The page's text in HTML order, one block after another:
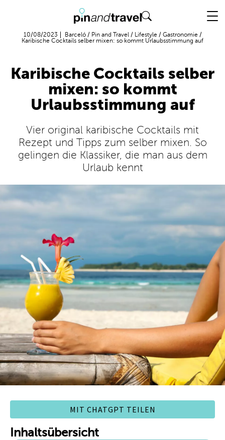
10/08/2023 Barceló / Pin and Travel / Lifestyle / Gastronomie /
Karibische Cocktails selber mixen: so kommt Urlaubsstimmung auf
Karibische Cocktails selber
mixen: so kommt
Urlaubsstimmung auf
Vier original karibische Cocktails mit
Rezept und Tipps zum selber mixen. So
gelingen die Klassiker, die man aus dem
Urlaub kennt
MIT CHATGPT TEILEN
Inhaltsübersicht